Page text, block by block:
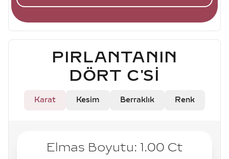
PIRLANTANIN
DÖRT C'SI
Karat Kesim Berraklık Renk
Elmas Boyutu: 1.00 Ct